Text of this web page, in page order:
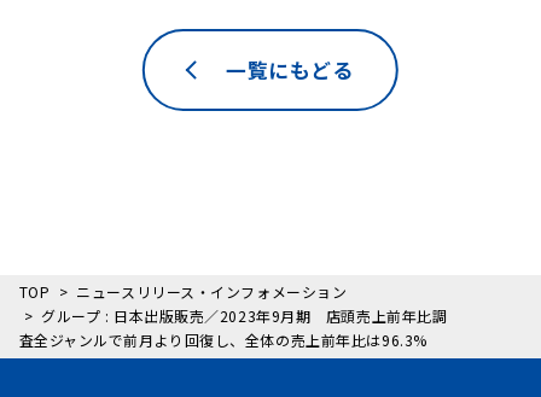
一覧にもどる
TOP
ニュースリリース・インフォメーション
グループ : 日本出版販売／2023年9月期 店頭売上前年比調
査全ジャンルで前月より回復し、全体の売上前年比は96.3%